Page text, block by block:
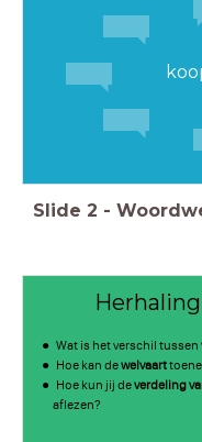
Slide 2 -
Wat is het verschil tussen
Hoe kan dewelvaart
Hoe kun jij deverdeling
aflezen?